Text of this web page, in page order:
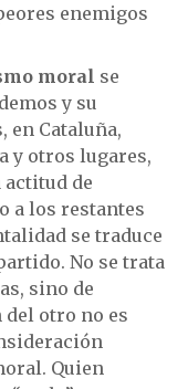
enemigos
moral se
y su
en Cataluña,
y otros lugares,
de
a los restantes
se traduce
No se trata
sino de
otro no es
Quien